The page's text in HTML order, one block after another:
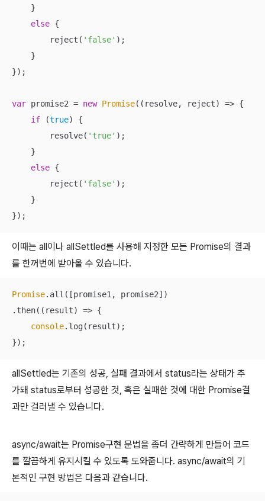
    }
else {
        reject(
'false' );
    }
});
var promise2 = new Promise( ( resolve, reject) => {
if (true) {
        resolve(
'true' );
    }
else {
        reject(
'false' );
    }
});
이때는 all이나 allSettled를 사용해 지정한 모든 Promise의 결과
를 한꺼번에 받아올 수 있습니다.
Promise.all([promise1, promise2])
.then( ( result) => {
console.log(result);
allSettled는 기존의 성공, 실패 결과에서 status라는 상태가 추
가돼 status로부터 성공한 것, 혹은 실패한 것에 대한 Promise결
과만 걸러낼 수 있습니다.
async/await는 Promise구현 문법을 좀더 간략하게 만들어 코드
를 깔끔하게 유지시킬 수 있도록 도와줍니다. async/await의 기
본적인 구현 방법은 다음과 같습니다.